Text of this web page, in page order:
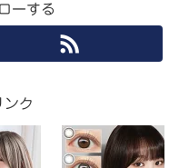
ーする
ンク